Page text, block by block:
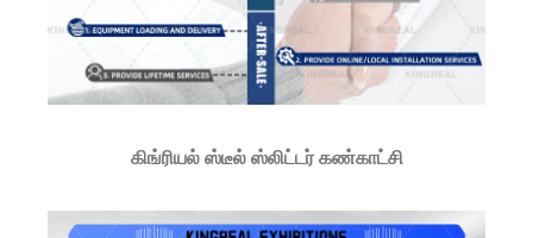
கிங்ரியல் ஸ்டீல் ஸ்லிட்டர் கண்காட்சி